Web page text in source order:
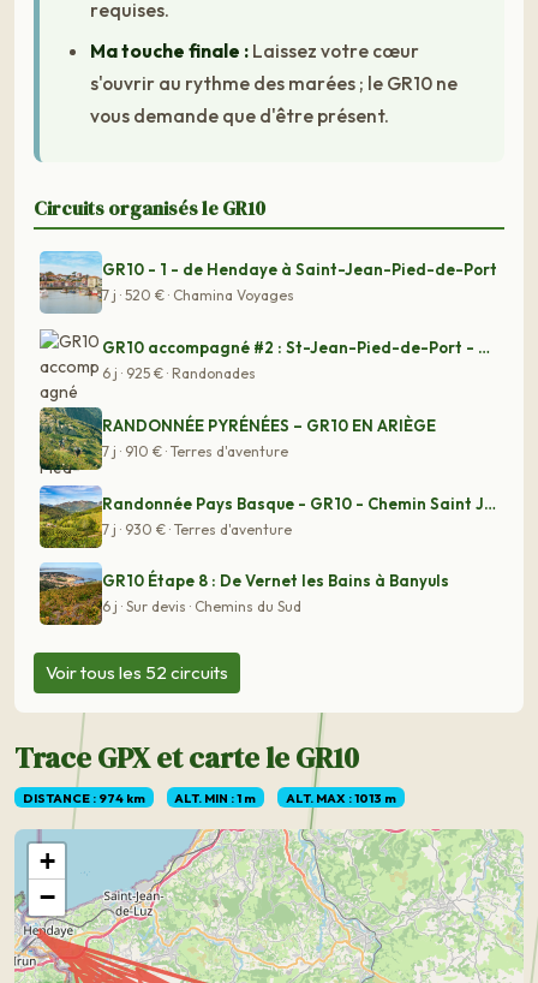
requises.
Ma touche finale :Laissez votre cœur
s'ouvrir au rythme des marées ; le GR10 ne
vous demande que d'être présent.
Circuits organisés le GR10
GR10 - 1 - de Hendaye à Saint-Jean-Pied-de-Port
7 j · 520 € · Chamina Voyages
GR10 accompagné #2 : St-Jean-Pied-de-Port - Etsaut
6 j · 925 € · Randonades
RANDONNÉE PYRÉNÉES – GR10 EN ARIÈGE
7 j · 910 € · Terres d'aventure
Randonnée Pays Basque - GR10 - Chemin Saint Jacques de
7 j · 930 € · Terres d'aventure
GR10 Étape 8 : De Vernet les Bains à Banyuls
6 j · Sur devis · Chemins du Sud
Voir tous les 52 circuits
Trace GPX et carte le GR10
DISTANCE : 974 km ALT. MIN : 1 m ALT. MAX : 1013 m
+
−